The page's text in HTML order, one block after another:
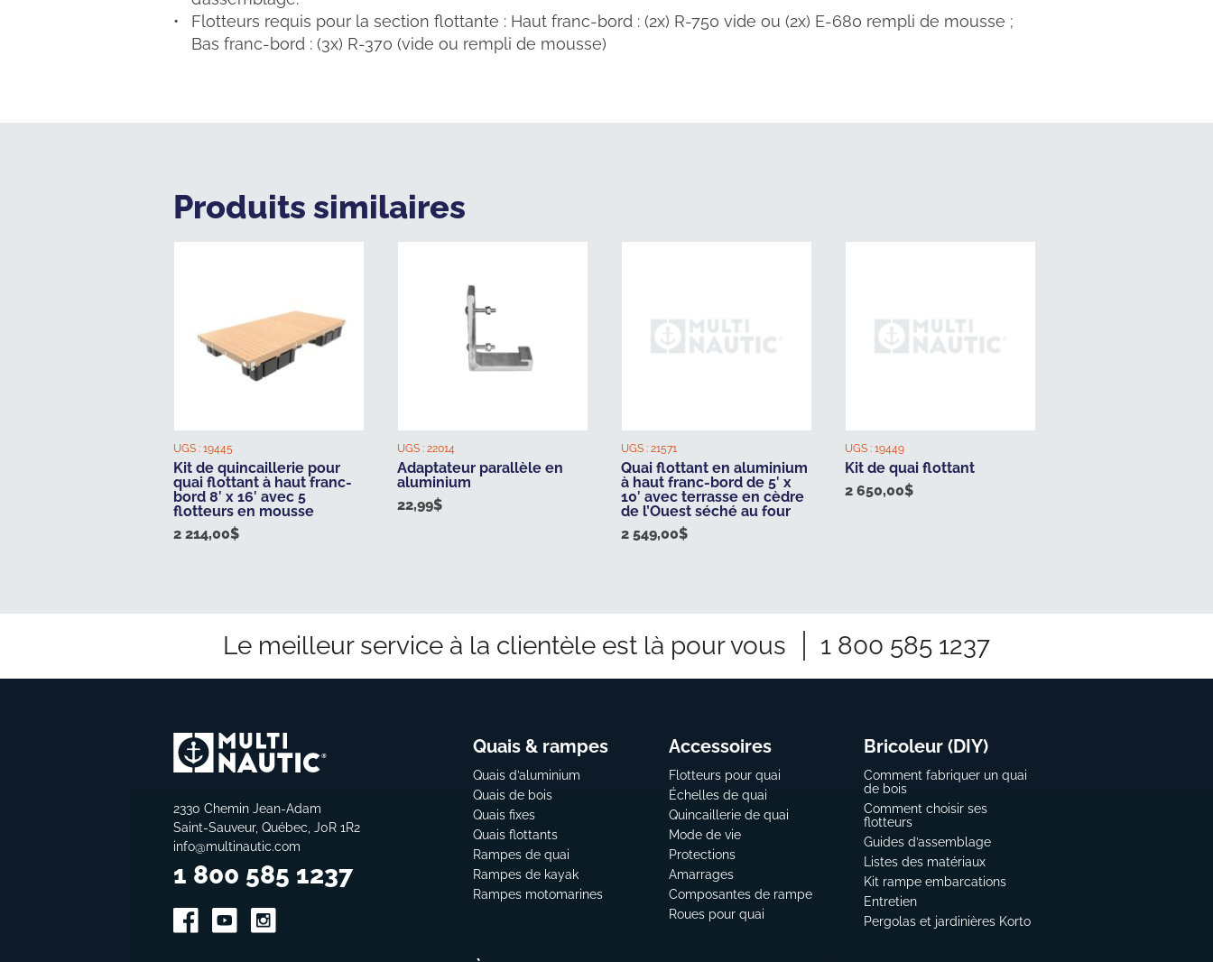
Flotteurs requis pour la section flottante : Haut franc-bord : (2x) R-750 vide ou (2x) E-680 rempli de mousse ;
Bas franc-bord : (3x) R-370 (vide ou rempli de mousse)
Produits similaires
UGS : 19445
Kit de quincaillerie pour
quai flottant à haut franc-
bord 8′ x 16′ avec 5
flotteurs en mousse
2 214,00$
UGS : 22014
Adaptateur parallèle en
aluminium
22,99$
UGS : 21571
Quai flottant en aluminium
à haut franc-bord de 5′ x
10′ avec terrasse en cèdre
de l’Ouest séché au four
2 549,00$
UGS : 19449
Kit de quai flottant
2 650,00$
Le meilleur service à la clientèle est là pour vous 1 800 585 1237
2330 Chemin Jean-Adam
Saint-Sauveur, Québec, J0R 1R2
info@multinautic.com
1 800 585 1237
Quais & rampes
Quais d’aluminium
Quais de bois
Quais fixes
Quais flottants
Rampes de quai
Rampes de kayak
Rampes motomarines
Accessoires
Flotteurs pour quai
Échelles de quai
Quincaillerie de quai
Mode de vie
Protections
Amarrages
Composantes de rampe
Roues pour quai
Bricoleur (DIY)
Comment fabriquer un quai
de bois
Comment choisir ses
flotteurs
Guides d’assemblage
Listes des matériaux
Kit rampe embarcations
Entretien
Pergolas et jardinières Korto